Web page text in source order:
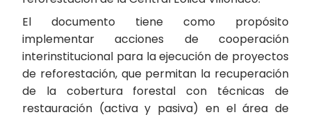
El documento tiene como propósito
implementar acciones de cooperación
interinstitucional para la ejecución de proyectos
de reforestación, que permitan la recuperación
de la cobertura forestal con técnicas de
restauración (activa y pasiva) en el área de